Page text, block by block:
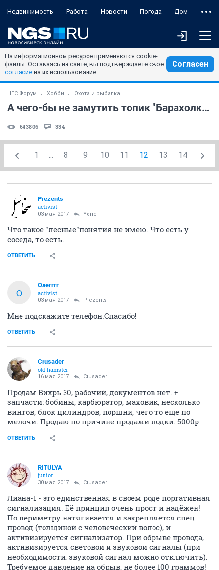
Недвижимость Работа Новости Погода Дом
На информационном ресурсе применяются cookie-
файлы. Оставаясь на сайте, вы подтверждаете свое
согласие на их использование.
Согласен
НГС.Форум Хобби Охота и рыбалка
А чего-бы не замутить топик "Барахолка" ?
643806 334
1 ... 8 9 10 11 12 13 14
activist
03 мая 2017
соседа, то есть.
ОТВЕТИТЬ
О
Олегггг
activist
03 мая 2017 Prezents
Мне подскажите телефон.Спасибо!
ОТВЕТИТЬ
Crusader
16 мая 2017 Crusader
Продам Вихрь 30, рабочий, документов нет. +
запчасти: бобины, карбюратор, маховик, несколько
винтов, блок цилиндров, поршни, чего то еще по
мелочи. Продаю по причине продажи лодки. 5000р
ОТВЕТИТЬ
RITULYA
junior
30 мая 2017 Crusader